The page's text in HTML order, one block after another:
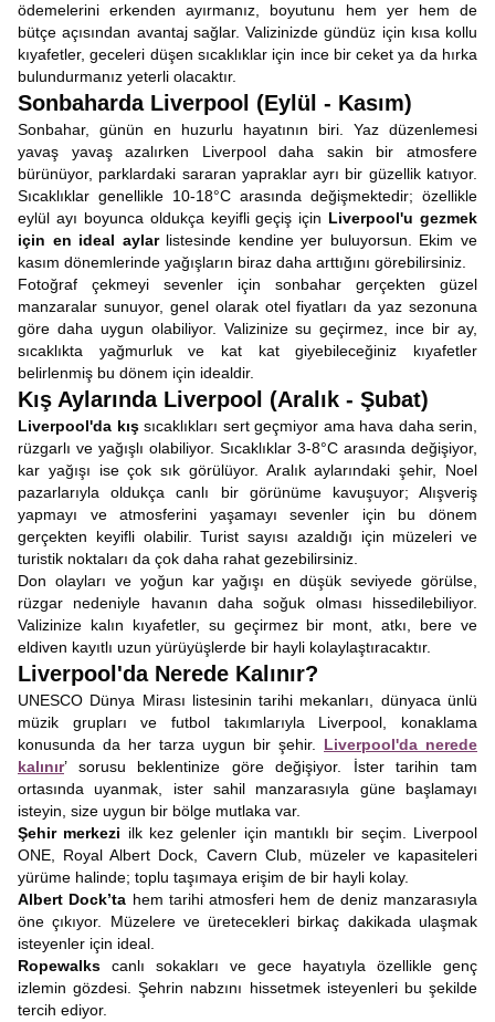
ödemelerini erkenden ayırmanız, boyutunu hem yer hem de
bütçe açısından avantaj sağlar. Valizinizde gündüz için kısa kollu
kıyafetler, geceleri düşen sıcaklıklar için ince bir ceket ya da hırka
bulundurmanız yeterli olacaktır.
Sonbaharda Liverpool (Eylül - Kasım)
Sonbahar, günün en huzurlu hayatının biri. Yaz düzenlemesi
yavaş yavaş azalırken Liverpool daha sakin bir atmosfere
bürünüyor, parklardaki sararan yapraklar ayrı bir güzellik katıyor.
Sıcaklıklar genellikle 10-18°C arasında değişmektedir; özellikle
eylül ayı boyunca oldukça keyifli geçiş için Liverpool'u gezmek
için en ideal aylarlistesinde kendine yer buluyorsun. Ekim ve
kasım dönemlerinde yağışların biraz daha arttığını görebilirsiniz.
Fotoğraf çekmeyi sevenler için sonbahar gerçekten güzel
manzaralar sunuyor, genel olarak otel fiyatları da yaz sezonuna
göre daha uygun olabiliyor. Valizinize su geçirmez, ince bir ay,
sıcaklıkta yağmurluk ve kat kat giyebileceğiniz kıyafetler
belirlenmiş bu dönem için idealdir.
Kış Aylarında Liverpool (Aralık - Şubat)
Liverpool'da kışsıcaklıkları sert geçmiyor ama hava daha serin,
rüzgarlı ve yağışlı olabiliyor. Sıcaklıklar 3-8°C arasında değişiyor,
kar yağışı ise çok sık görülüyor. Aralık aylarındaki şehir, Noel
pazarlarıyla oldukça canlı bir görünüme kavuşuyor; Alışveriş
yapmayı ve atmosferini yaşamayı sevenler için bu dönem
gerçekten keyifli olabilir. Turist sayısı azaldığı için müzeleri ve
turistik noktaları da çok daha rahat gezebilirsiniz.
Don olayları ve yoğun kar yağışı en düşük seviyede görülse,
rüzgar nedeniyle havanın daha soğuk olması hissedilebiliyor.
Valizinize kalın kıyafetler, su geçirmez bir mont, atkı, bere ve
eldiven kayıtlı uzun yürüyüşlerde bir hayli kolaylaştıracaktır.
Liverpool'da Nerede Kalınır?
UNESCO Dünya Mirası listesinin tarihi mekanları, dünyaca ünlü
müzik grupları ve futbol takımlarıyla Liverpool, konaklama
konusunda da her tarza uygun bir şehir. Liverpool'da nerede
kalınır’ sorusu beklentinize göre değişiyor. İster tarihin tam
ortasında uyanmak, ister sahil manzarasıyla güne başlamayı
isteyin, size uygun bir bölge mutlaka var.
Şehir merkezi ilk kez gelenler için mantıklı bir seçim. Liverpool
ONE, Royal Albert Dock, Cavern Club, müzeler ve kapasiteleri
yürüme halinde; toplu taşımaya erişim de bir hayli kolay.
Albert Dock’ta hem tarihi atmosferi hem de deniz manzarasıyla
öne çıkıyor. Müzelere ve üretecekleri birkaç dakikada ulaşmak
isteyenler için ideal.
Ropewalks canlı sokakları ve gece hayatıyla özellikle genç
izlemin gözdesi. Şehrin nabzını hissetmek isteyenleri bu şekilde
tercih ediyor.